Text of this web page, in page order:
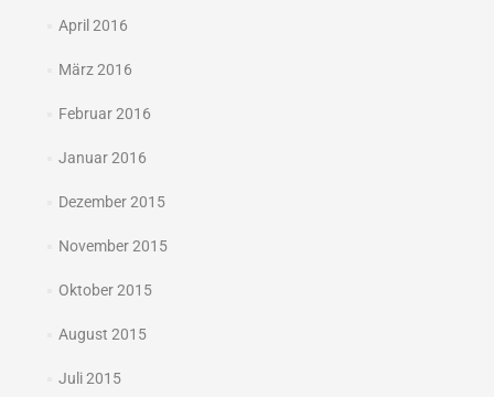
April 2016
März 2016
Februar 2016
Januar 2016
Dezember 2015
November 2015
Oktober 2015
August 2015
Juli 2015